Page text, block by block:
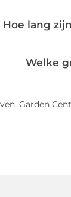
Hoe lang
Welke
, Garden